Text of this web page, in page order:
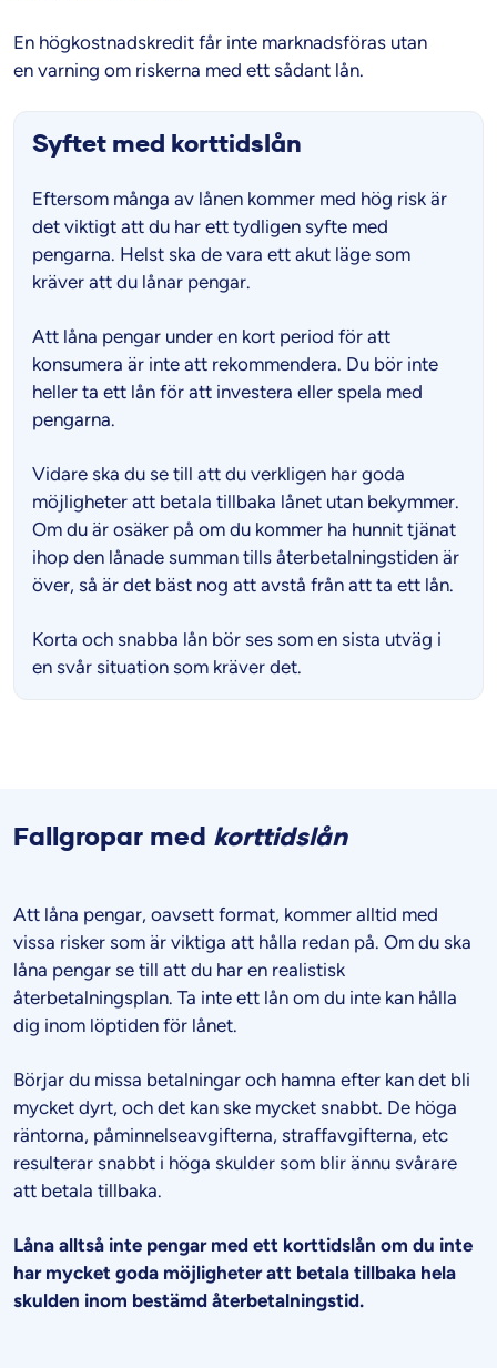
En högkostnadskredit får inte marknadsföras utan
en varning om riskerna med ett sådant lån.
Syftet med korttidslån
Eftersom många av lånen kommer med hög risk är
det viktigt att du har ett tydligen syfte med
pengarna. Helst ska de vara ett akut läge som
kräver att du lånar pengar.
Att låna pengar under en kort period för att
konsumera är inte att rekommendera. Du bör inte
heller ta ett lån för att investera eller spela med
pengarna.
Vidare ska du se till att du verkligen har goda
möjligheter att betala tillbaka lånet utan bekymmer.
Om du är osäker på om du kommer ha hunnit tjänat
ihop den lånade summan tills återbetalningstiden är
över, så är det bäst nog att avstå från att ta ett lån.
Korta och snabba lån bör ses som en sista utväg i
en svår situation som kräver det.
Fallgropar med korttidslån
Att låna pengar, oavsett format, kommer alltid med
vissa risker som är viktiga att hålla redan på. Om du ska
låna pengar se till att du har en realistisk
återbetalningsplan. Ta inte ett lån om du inte kan hålla
dig inom löptiden för lånet.
Börjar du missa betalningar och hamna efter kan det bli
mycket dyrt, och det kan ske mycket snabbt. De höga
räntorna, påminnelseavgifterna, straffavgifterna, etc
resulterar snabbt i höga skulder som blir ännu svårare
att betala tillbaka.
Låna alltså inte pengar med ett korttidslån om du inte
har mycket goda möjligheter att betala tillbaka hela
skulden inom bestämd återbetalningstid.